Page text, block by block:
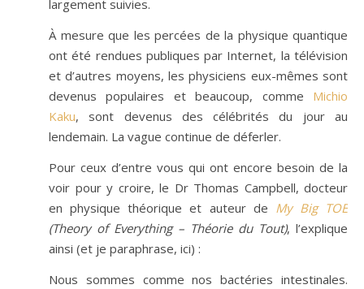
largement suivies.
À mesure que les percées de la physique quantique
ont été rendues publiques par Internet, la télévision
et d’autres moyens, les physiciens eux-mêmes sont
devenus populaires et beaucoup, comme Michio
Kaku, sont devenus des célébrités du jour au
lendemain. La vague continue de déferler.
Pour ceux d’entre vous qui ont encore besoin de la
voir pour y croire, le Dr Thomas Campbell, docteur
en physique théorique et auteur de My Big TOE
(Theory of Everything – Théorie du Tout), l’explique
ainsi (et je paraphrase, ici) :
Nous sommes comme nos bactéries intestinales.